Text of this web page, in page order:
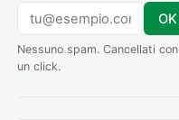
OK
Nessuno spam. Cancellati con
un click.